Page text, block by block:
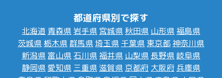
都道府県別で探す
北海道 青森県 岩手県 宮城県 秋田県 山形県福島県
茨城県 栃木県群馬県埼玉県 千葉県 東京都神奈川県
新潟県 富山県 石川県福井県 山梨県 長野県 岐阜県
静岡県愛知県 三重県滋賀県 京都府 大阪府 兵庫県